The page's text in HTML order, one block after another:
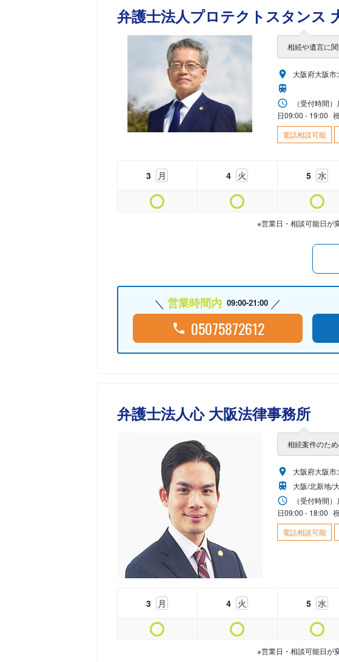
弁護士法人プロテクトスタンス
相続や遺言に
大阪府大阪
（受付時間）
日09:00 - 19:00
電話相談可能
3 月 4 火 5 水
※営業日・相談可能日が
営業時間内 09:00-21:00
05075872612
弁護士法人心 大阪法律事務所
相続案件のた
大阪府大阪
大阪/北新地/
（受付時間）
日09:00 - 18:00
電話相談可能
3 月 4 火 5 水
※営業日・相談可能日が